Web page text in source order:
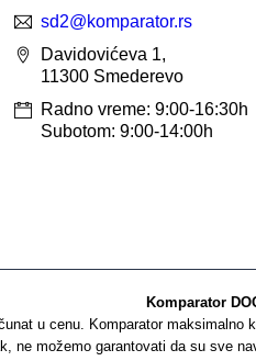
sd2@komparator.rs
Davidovićeva 1,
11300 Smederevo
Radno vreme: 9:00-16:30h
Subotom: 9:00-14:00h
Komparator
u cenu. Komparator
ne možemo garantovati da su sve